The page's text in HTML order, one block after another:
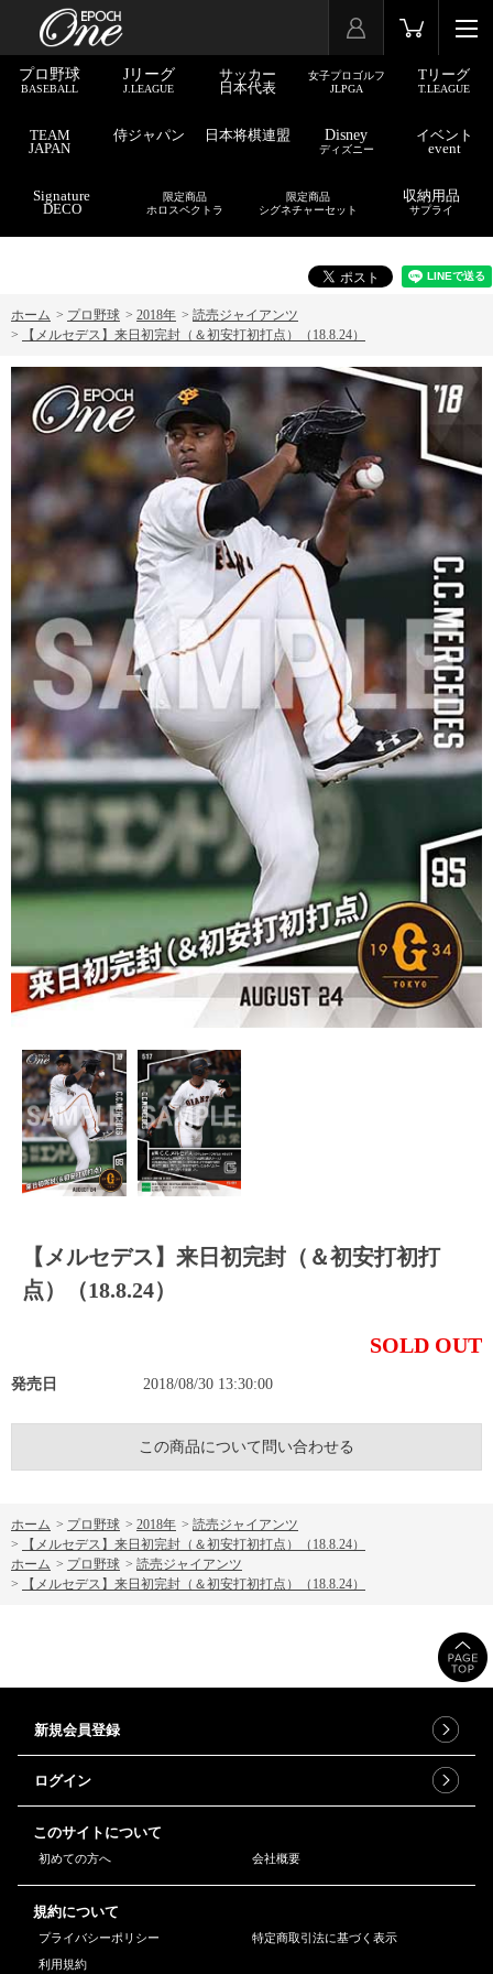
プロ野球
BASEBALL
Jリーグ
J.LEAGUE
サッカー
日本代表
女子プロゴルフ
JLPGA
Tリーグ
T.LEAGUE
TEAM
JAPAN
侍ジャパン 日本将棋連盟 Disney
ディズニー
イベント
event
Signature
DECO
限定商品
ホロスペクトラ
限定商品
シグネチャーセット
収納用品
サプライ
ホーム > プロ野球 > 2018年 > 読売ジャイアンツ
>
【メルセデス】来日初完封（＆初安打初打点）（18.8.24）
【メルセデス】来日初完封（＆初安打初打
点）（18.8.24）
SOLD OUT
発売日 2018/08/30 13:30:00
この商品について問い合わせる
ホーム > プロ野球 > 2018年 > 読売ジャイアンツ
>
【メルセデス】来日初完封（＆初安打初打点）（18.8.24）
ホーム > プロ野球 > 読売ジャイアンツ
>
【メルセデス】来日初完封（＆初安打初打点）（18.8.24）
新規会員登録
ログイン
このサイトについて
初めての方へ 会社概要
規約について
プライバシーポリシー
特定商取引法に基づく表示
利用規約